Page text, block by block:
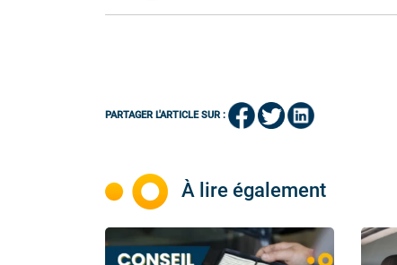
PARTAGER L'ARTICLE SUR :
À lire également